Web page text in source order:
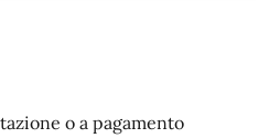
o a pagamento